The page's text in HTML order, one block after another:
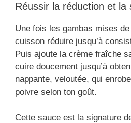
Réussir la réduction et la
Une fois les gambas mises
cuisson réduire jusqu’à
Puis ajoute la crème fraîche
cuire doucement jusqu’à
nappante, veloutée, qui
poivre selon ton goût.
Cette sauce est la signature